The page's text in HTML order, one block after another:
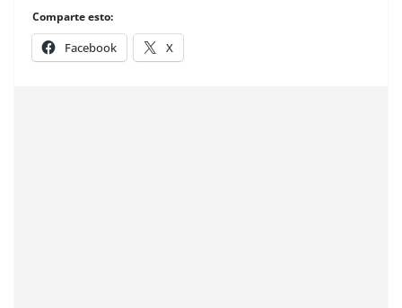
Comparte esto:
Facebook X